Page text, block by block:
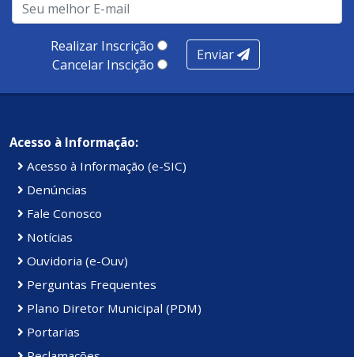
Realizar Inscrição
Cancelar Inscição
Enviar
Acesso à Informação:
Acesso à Informação (e-SIC)
Denúncias
Fale Conosco
Notícias
Ouvidoria (e-Ouv)
Perguntas Frequentes
Plano Diretor Municipal (PDM)
Portarias